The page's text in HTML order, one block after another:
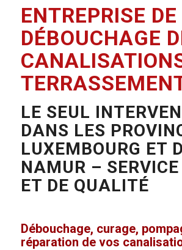
ENTREPRISE DE
DÉBOUCHAGE
LE SEUL
DANS LES
LUXEMBOURG ET
NAMUR –
ET DE QUALITÉ
Débouchage, curage,
réparation de vos